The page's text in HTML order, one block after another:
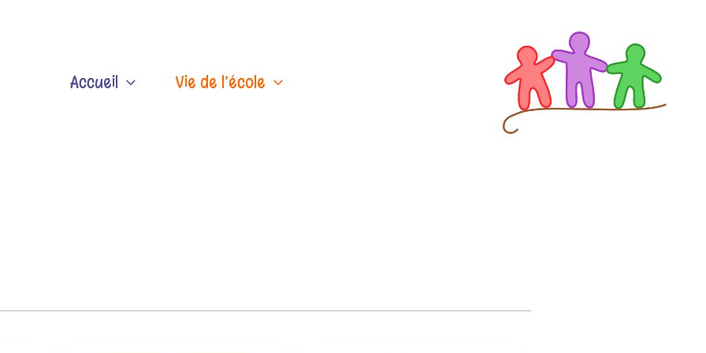
Accueil Vie de l’école